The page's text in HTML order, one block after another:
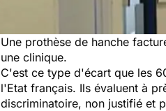
Une prothèse de hanche
une clinique.
C'est ce type d'écart que les
l'Etat français. Ils évaluent à
discriminatoire, non justifié et